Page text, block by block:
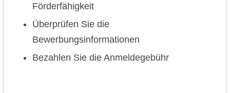
Förderfähigkeit
Überprüfen Sie die
Bewerbungsinformationen
Bezahlen Sie die Anmeldegebühr